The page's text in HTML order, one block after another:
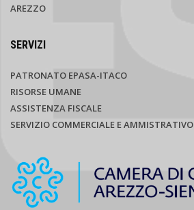
AREZZO
SERVIZI
PATRONATO EPASA-ITACO
RISORSE UMANE
ASSISTENZA FISCALE
SERVIZIO COMMERCIALE E AMMISTRATIVO